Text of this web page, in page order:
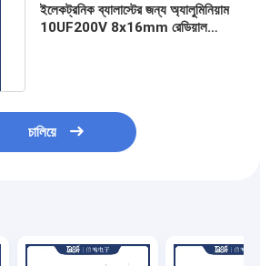
ইলেকট্রনিক ব্যালাস্টের জন্য অ্যালুমিনিয়াম
10UF200V 8x16mm রেডিয়াল
চালিয়ে